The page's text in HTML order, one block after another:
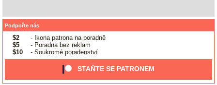
Podpořte nás
$2
- Ikona patrona na poradně
$5
- Poradna bez reklam
$10
- Soukromé poradenství
STAŇTE SE PATRONEM